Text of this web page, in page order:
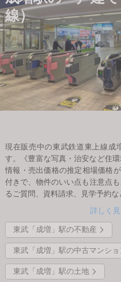
住まいをつくる
店舗案内
スタッフ紹介
会社案内
相場データを依頼する
線）
現在販売中の東武鉄道東上線成
す。《豊富な写真・治安など住
情報・売出価格の推定相場価格
付きで、物件のいい点も注意点
るご質問、資料請求、見学予約な
詳しく見
東武「成増」駅の不動産
東武「成増」駅の中古マンショ
東武「成増」駅の土地